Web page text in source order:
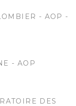
- AOP -
- AOP
DES